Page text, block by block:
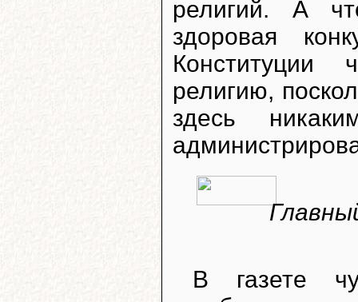
религий. А
здоровая
Конституции
религию,
здесь
В газете